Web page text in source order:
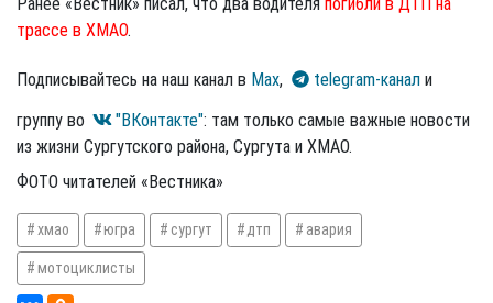
трассе в ХМАО.
Подписывайтесь на наш канал в Max, telegram-канал и
группу во
"ВКонтакте": там только самые важные новости
из жизни Сургутского района, Сургута и ХМАО.
ФОТО читателей «Вестника»
хмао югра сургут дтп авария
мотоциклисты